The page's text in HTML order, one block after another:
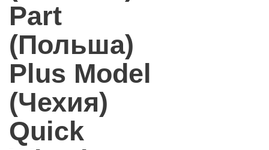
Part
(Польша)
Plus Model
(Чехия)
Quick